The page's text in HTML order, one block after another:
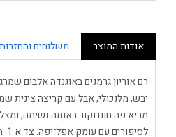
אודות המוצר משלוחים והחזרות
רם אוריון גרמנים באוגנדה אלבום
יבש, מלנכולי, אבל עם קריצה צינית
מביא פה חום וקור באותה נשימה,